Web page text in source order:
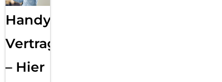
Handy
Vertragsabwicklung
– Hier